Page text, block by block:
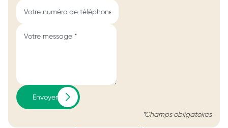
Envoyer
*Champs obligatoires